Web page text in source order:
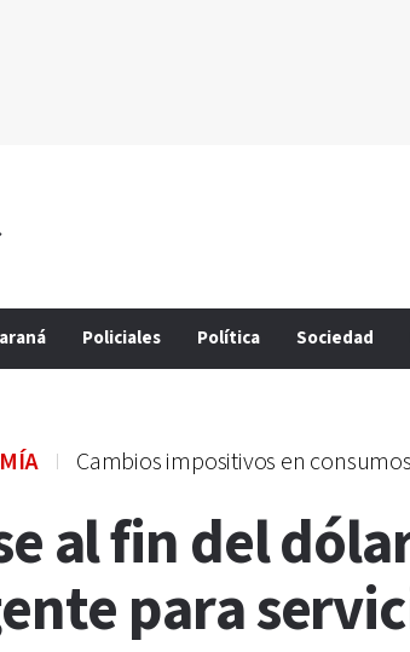
Policiales Política Sociedad
Cambios impositivos en
al fin del
para